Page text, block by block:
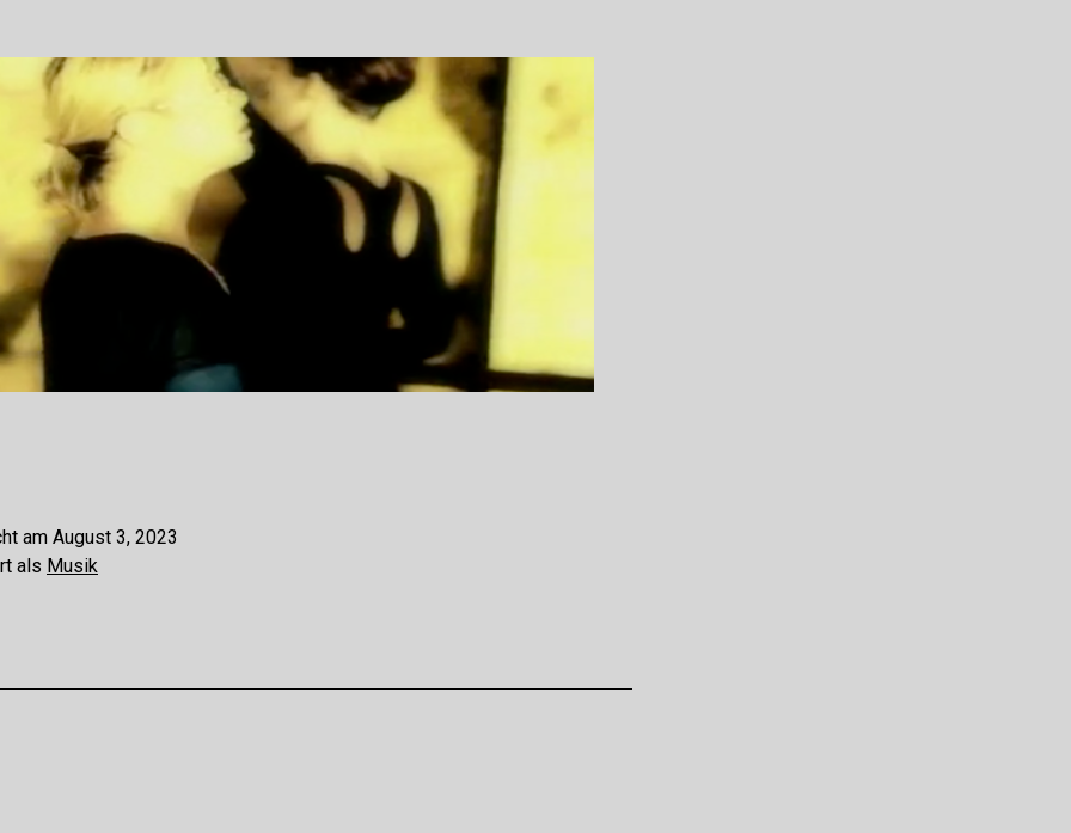
am August 3, 2023
als Musik